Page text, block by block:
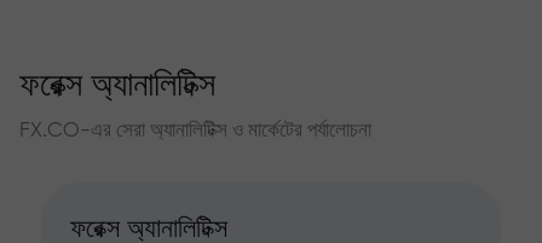
ফরেক্স অ্যানালিটিক্স
FX.CO-এর সেরা অ্যানালিটিক্স ও মার্কেটের পর্যালোচনা
ফরেক্স অ্যানালিটিক্স